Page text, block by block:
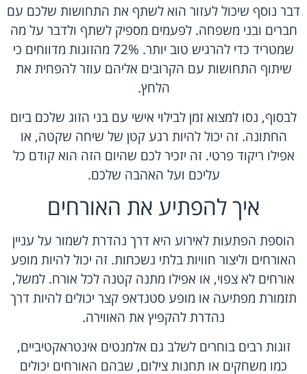
דבר נוסף שיכול לעזור הוא לשתף את התחושות שלכם עם
חברים ובני משפחה. לפעמים מספיק לשתף ולדבר על מה
שמטריד כדי להרגיש טוב יותר. 72% מהזוגות מדווחים כי
שיתוף התחושות עם הקרובים אליהם עוזר להפחית את
הלחץ.
לבסוף, נסו למצוא זמן לבילוי אישי עם בני הזוג שלכם ביום
החתונה. זה יכול להיות רגע קטן של שיחה שקטה, או
אפילו ריקוד פרטי. זה יזכיר לכם שהיום הזה הוא קודם כל
עליכם ועל האהבה שלכם.
איך להפתיע את האורחים
הוספת הפתעות לאירוע היא דרך נהדרת לשמור על עניין
האורחים וליצור חוויות בלתי נשכחות. זה יכול להיות מופע
אורחים לא צפוי, או אפילו מתנה קטנה לכל אורח. למשל,
תזמורת מפתיעה או מופע סטנדאפ קצר יכולים להיות דרך
נהדרת להקפיץ את האווירה.
זוגות רבים בוחרים לשלב גם אלמנטים אינטראקטיביים,
כמו משחקים או תחנות צילום, שבהם האורחים יכולים